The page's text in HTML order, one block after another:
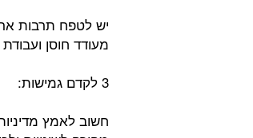
יש לטפח תרבות
מעודד חוסן
3 לקדם גמישות:
חשוב לאמץ